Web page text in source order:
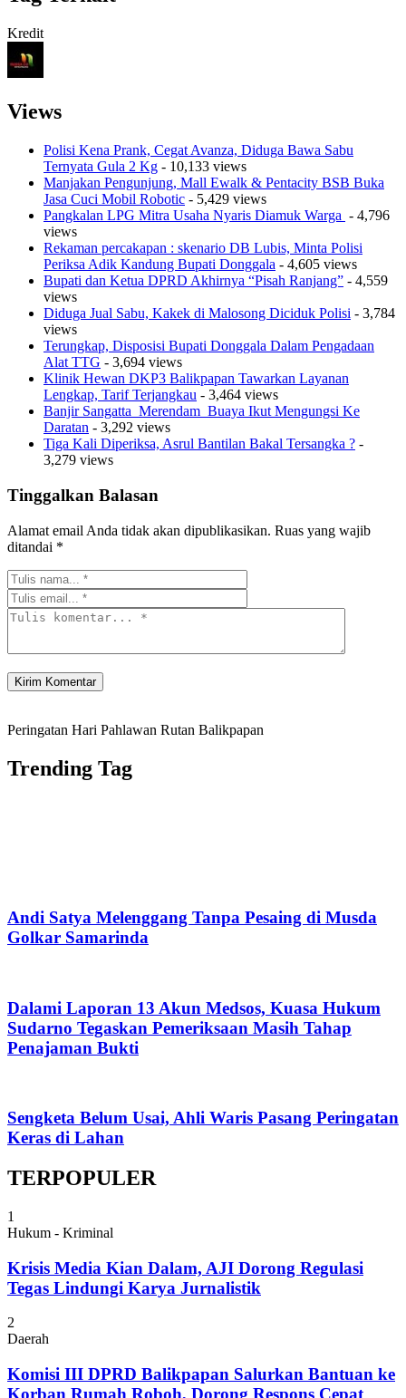
Kredit
Views
Polisi Kena Prank, Cegat Avanza, Diduga Bawa Sabu
Ternyata Gula 2 Kg - 10,133 views
Manjakan Pengunjung, Mall Ewalk & Pentacity BSB Buka
Jasa Cuci Mobil Robotic - 5,429 views
Pangkalan LPG Mitra Usaha Nyaris Diamuk Warga - 4,796
views
Rekaman percakapan : skenario DB Lubis, Minta Polisi
Periksa Adik Kandung Bupati Donggala - 4,605 views
Bupati dan Ketua DPRD Akhirnya “Pisah Ranjang” - 4,559
views
Diduga Jual Sabu, Kakek di Malosong Diciduk Polisi - 3,784
views
Terungkap, Disposisi Bupati Donggala Dalam Pengadaan
Alat TTG - 3,694 views
Klinik Hewan DKP3 Balikpapan Tawarkan Layanan
Lengkap, Tarif Terjangkau - 3,464 views
Banjir Sangatta Merendam Buaya Ikut Mengungsi Ke
Daratan - 3,292 views
Tiga Kali Diperiksa, Asrul Bantilan Bakal Tersangka ? -
3,279 views
Tinggalkan Balasan
Alamat email Anda tidak akan dipublikasikan. Ruas yang wajib
ditandai *
Peringatan Hari Pahlawan Rutan Balikpapan
Trending Tag
Andi Satya Melenggang Tanpa Pesaing di Musda
Golkar Samarinda
Dalami Laporan 13 Akun Medsos, Kuasa Hukum
Sudarno Tegaskan Pemeriksaan Masih Tahap
Penajaman Bukti
Sengketa Belum Usai, Ahli Waris Pasang Peringatan
Keras di Lahan
TERPOPULER
1
Hukum - Kriminal
Krisis Media Kian Dalam, AJI Dorong Regulasi
Tegas Lindungi Karya Jurnalistik
2
Daerah
Komisi III DPRD Balikpapan Salurkan Bantuan ke
Korban Rumah Roboh, Dorong Respons Cepat